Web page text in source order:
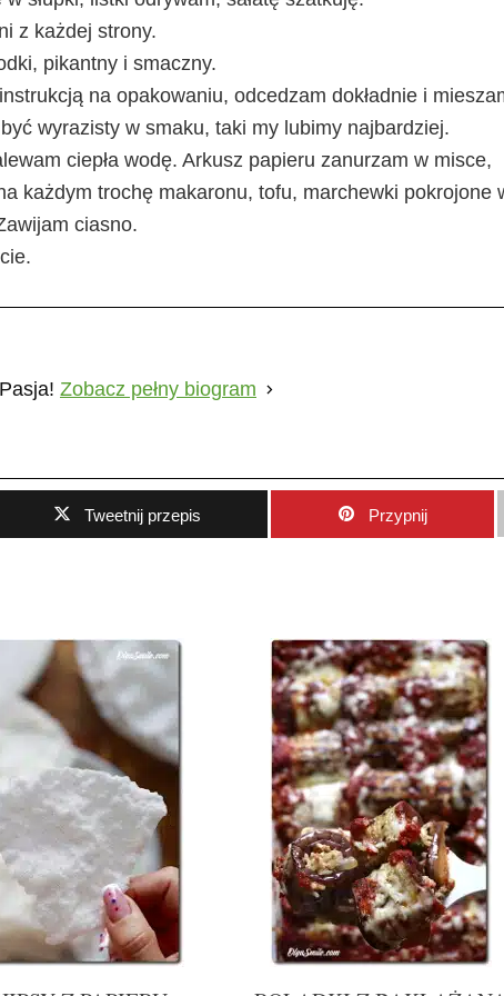
z każdej strony.
pikantny i smaczny.
na opakowaniu, odcedzam dokładnie i
wyrazisty w smaku, taki my lubimy najbardziej.
ciepła wodę. Arkusz papieru zanurzam w misce,
każdym trochę makaronu, tofu, marchewki pokrojone
ciasno.
Zobacz pełny biogram
Tweetnij przepis Przypnij